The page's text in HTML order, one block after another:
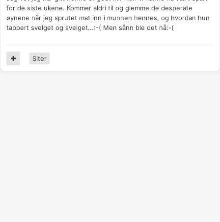
for de siste ukene. Kommer aldri til og glemme de desperate
øynene når jeg sprutet mat inn i munnen hennes, og hvordan hun
tappert svelget og svelget...:-( Men sånn ble det nå:-(
Siter